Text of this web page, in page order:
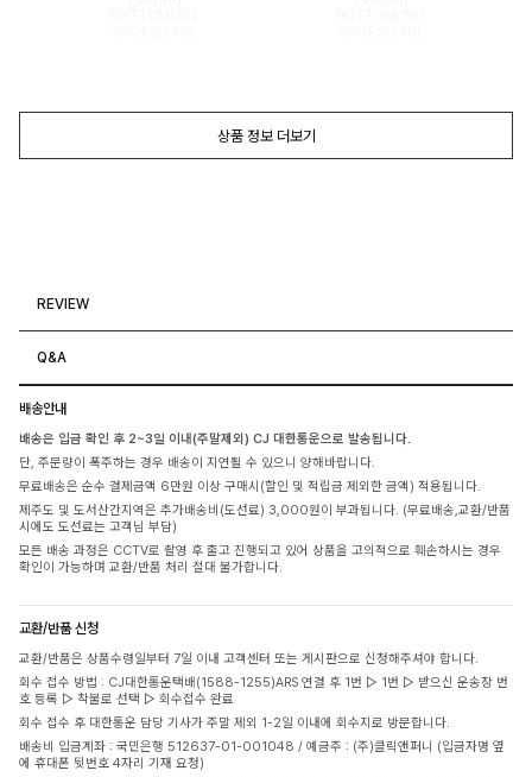
상품 정보 더보기
REVIEW
Q&A
배송안내
배송은 입금 확인 후 2~3일 이내(주말제외) CJ 대한통운으로 발송됩니다.
단, 주문량이 폭주하는 경우 배송이 지연될 수 있으니 양해바랍니다.
무료배송은 순수 결제금액 6만원 이상 구매시(할인 및 적립금 제외한 금액) 적용됩니다.
제주도 및 도서산간지역은 추가배송비(도선료) 3,000원이 부과됩니다. (무료배송,교환/반품
시에도 도선료는 고객님 부담)
모든 배송 과정은 CCTV로 촬영 후 출고 진행되고 있어 상품을 고의적으로 훼손하시는 경우
확인이 가능하며 교환/반품 처리 절대 불가합니다.
교환/반품 신청
교환/반품은 상품수령일부터 7일 이내 고객센터 또는 게시판으로 신청해주셔야 합니다.
회수 접수 방법 : CJ대한통운택배(1588-1255)ARS 연결 후 1번 ▷ 1번 ▷ 받으신 운송장 번
호 등록 ▷ 착불로 선택 ▷ 회수접수 완료
회수 접수 후 대한통운 담당 기사가 주말 제외 1-2일 이내에 회수지로 방문합니다.
배송비 입금계좌 : 국민은행 512637-01-001048 / 예금주 : (주)클릭앤퍼니 (입금자명 옆
에 휴대폰 뒷번호 4자리 기재 요청)